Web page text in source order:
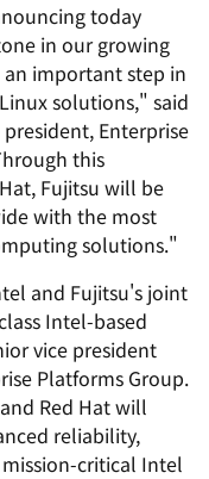
today
in our growing
important step in
solutions," said
Enterprise
this
Fujitsu will be
with the most
solutions."
and Fujitsu's joint
Intel-based
vice president
Platforms Group.
Red Hat will
reliability,
critical Intel